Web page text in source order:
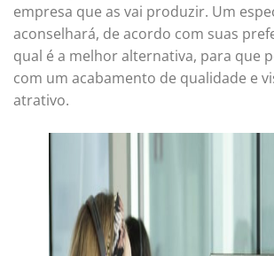
empresa que as vai produzir. Um
aconselhará, de acordo com suas
qual é a melhor alternativa, para que
com um acabamento de qualidade e
atrativo.